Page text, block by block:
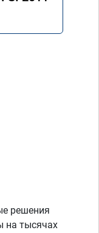
решения
на тысячах